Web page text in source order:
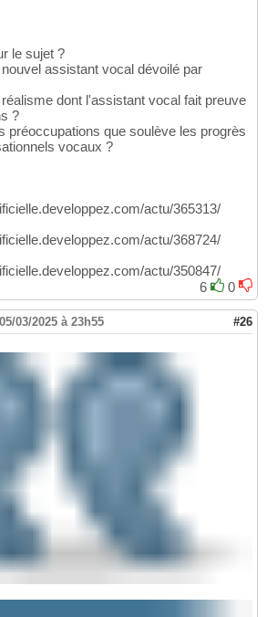
le sujet ?
assistant vocal dévoilé par
dont l'assistant vocal fait preuve
?
préoccupations que soulève les progrès
vocaux ?
actu/365313/
actu/368724/
actu/350847/
6
0
03/2025 à 23h55 #26